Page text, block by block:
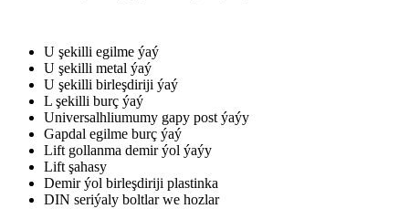
U şekilli egilme ýaý
U şekilli metal ýaý
U şekilli birleşdiriji ýaý
L şekilli burç ýaý
Universalhliumumy gapy post ýaýy
Gapdal egilme burç ýaý
Lift gollanma demir ýol ýaýy
Lift şahasy
Demir ýol birleşdiriji plastinka
DIN seriýaly boltlar we hozlar